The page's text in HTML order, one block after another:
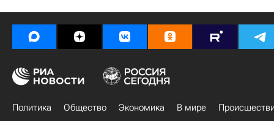
Политика Общество Экономика В мире